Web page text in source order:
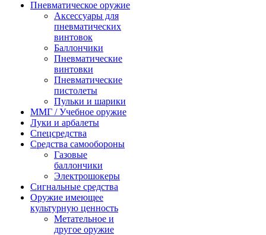
Пневматическое оружие
Аксессуары для
пневматических
винтовок
Баллончики
Пневматические
винтовки
Пневматические
пистолеты
Пульки и шарики
ММГ / Учебное оружие
Луки и арбалеты
Спецсредства
Средства самообороны
Газовые
баллончики
Электрошокеры
Сигнальные средства
Оружие имеющее
культурную ценность
Метательное и
другое оружие